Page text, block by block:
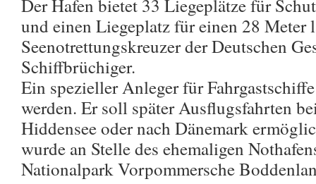
Der Hafen bietet 33 Liegeplätze für
und einen Liegeplatz für einen 28 Meter
Seenotrettungskreuzer der Deutschen
Schiffbrüchiger.
Ein spezieller Anleger für
werden. Er soll später Ausflugsfahrten
Hiddensee oder nach Dänemark
wurde an Stelle des ehemaligen
Nationalpark Vorpommersche